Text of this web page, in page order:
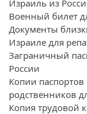
Израиль из
Военный билет
Документы
Израиле для
Заграничный
России
Копии
родственников
Копия трудовой